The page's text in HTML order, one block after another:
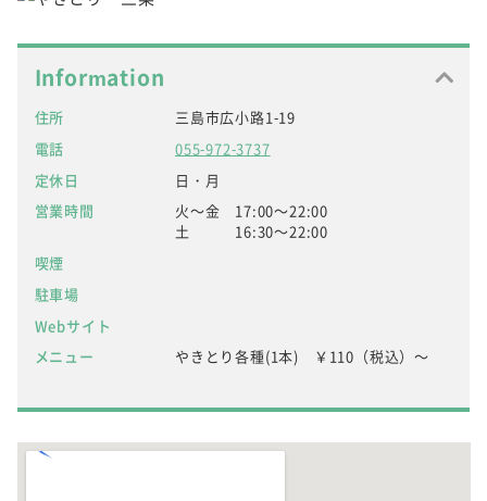
Information
住所
三島市広小路1-19
電話
055-972-3737
定休日
日・月
営業時間
火～金 17:00～22:00
土 16:30～22:00
喫煙
駐車場
Webサイト
メニュー
やきとり各種(1本) ￥110（税込）～